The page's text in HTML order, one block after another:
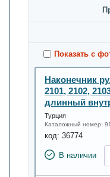
Показать с
Наконечник
2101, 2102,
длинный
Турция
Каталожный номер:
код: 36774
В наличии